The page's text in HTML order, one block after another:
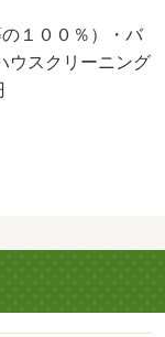
１００％）・バ
ウスクリーニング